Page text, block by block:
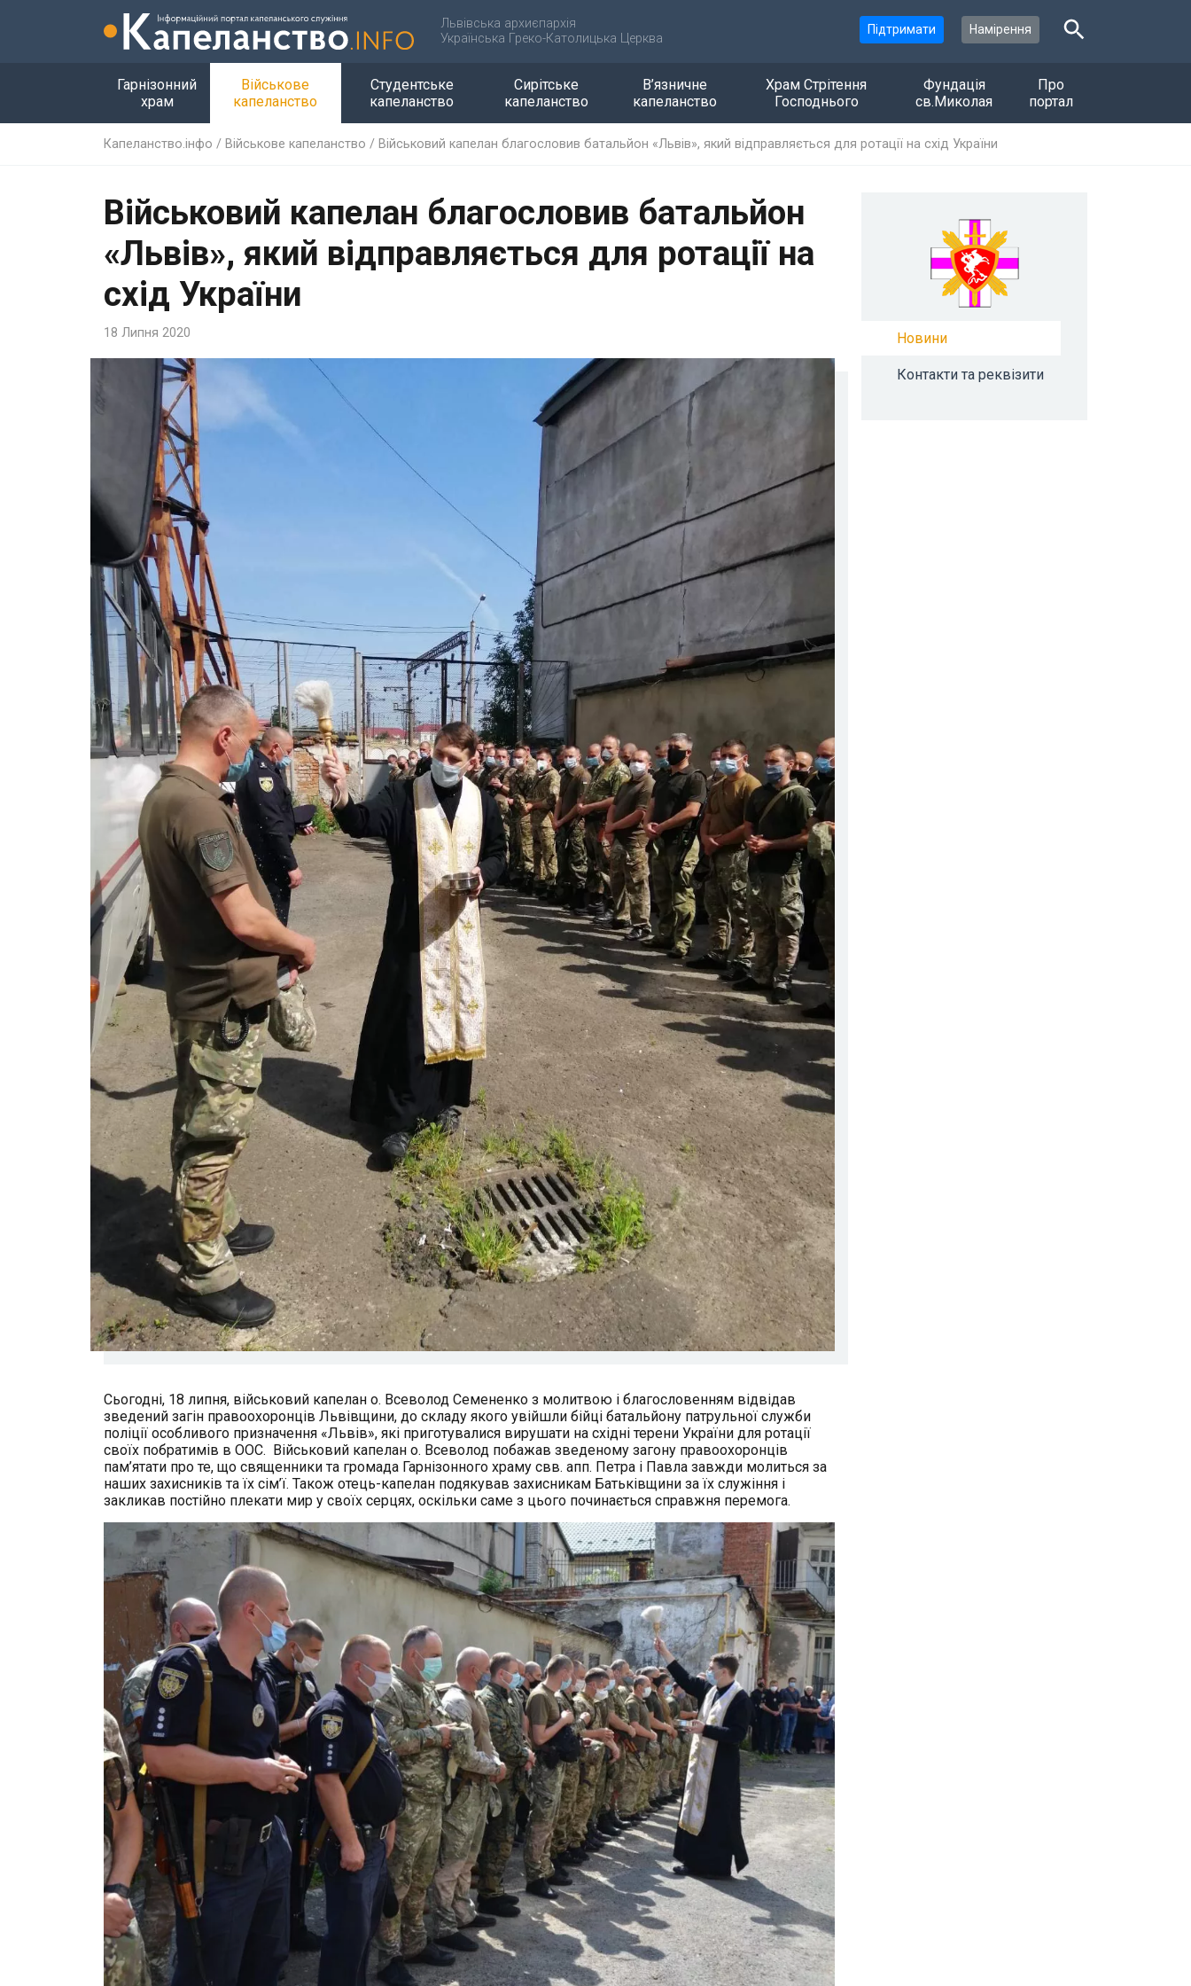
Львівська архиєпархія
Українська Греко-Католицька Церква
Підтримати Намірення
Гарнізонний
храм
Військове
капеланство
Студентське
капеланство
Сирітське
капеланство
В’язничне
капеланство
Храм Стрітення
Господнього
Фундація
св.Миколая
Про
портал
Капеланство.інфо / Військове капеланство / Військовий капелан благословив батальйон «Львів», який відправляється для ротації на схід України
Військовий капелан благословив батальйон
«Львів», який відправляється для ротації на
схід України
18 Липня 2020
Сьогодні, 18 липня, військовий капелан о. Всеволод Семененко з молитвою і благословенням відвідав
зведений загін правоохоронців Львівщини, до складу якого увійшли бійці батальйону патрульної служби
поліції особливого призначення «Львів», які приготувалися вирушати на східні терени України для ротації
своїх побратимів в ООС. Військовий капелан о. Всеволод побажав зведеному загону правоохоронців
пам’ятати про те, що священники та громада Гарнізонного храму свв. апп. Петра і Павла завжди молиться за
наших захисників та їх сім’ї. Також отець-капелан подякував захисникам Батьківщини за їх служіння і
закликав постійно плекати мир у своїх серцях, оскільки саме з цього починається справжня перемога.
Новини
Контакти та реквізити